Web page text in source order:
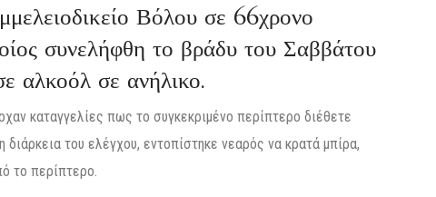
Βόλου σε 66χρονο
συνελήφθη το βράδυ του Σαββάτου
αλκοόλ σε ανήλικο.
καταγγελίες πως το συγκεκριμένο περίπτερο διέθετε
του ελέγχου, εντοπίστηκε νεαρός να κρατά μπίρα,
το περίπτερο.